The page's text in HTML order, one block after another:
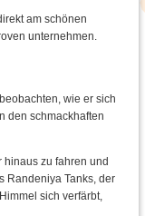
am schönen
unternehmen.
wie er sich
den schmackhaften
hinaus zu fahren und
Randeniya Tanks, der
sich verfärbt,